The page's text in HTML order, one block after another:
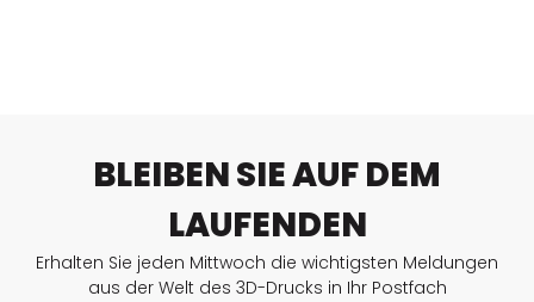
BLEIBEN SIE AUF DEM
LAUFENDEN
Erhalten Sie jeden Mittwoch die wichtigsten Meldungen
aus der Welt des 3D-Drucks in Ihr Postfach